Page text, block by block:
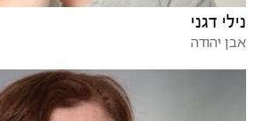
נילי דגני
אבן יהודה